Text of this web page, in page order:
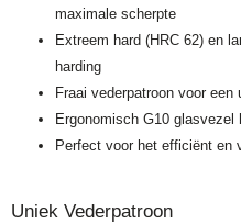
maximale scherpte
Extreem hard (HRC 62) en
harding
Fraai vederpatroon voor
Ergonomisch G10
Perfect voor het efficiënt en
Uniek Vederpatroon